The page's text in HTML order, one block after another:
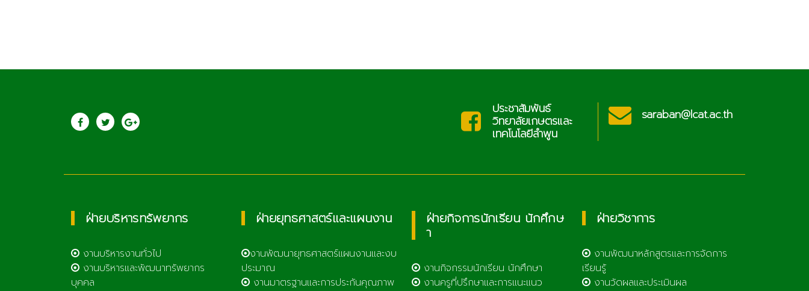
ประชาสัมพันธ์
วิทยาลัยเกษตรและ
เทคโนโลยีลำพูน
saraban@lcat.ac.th
ฝ่ายบริหารทรัพยากร
งานบริหารงานทั่วไป
งานบริหารและพัฒนาทรัพยากร
บุคคล
ฝ่ายยุทธศาสตร์และแผนงาน
งานพัฒนายุทธศาสตร์แผนงานและงบ
ประมาณ
งานมาตรฐานและการประกันคุณภาพ
ฝ่ายกิจการนักเรียน นักศึกษ
า
งานกิจกรรมนักเรียน นักศึกษา
งานครูที่ปรึกษาและการแนะแนว
ฝ่ายวิชาการ
งานพัฒนาหลักสูตรและการจัดการ
เรียนรู้
งานวัดผลและประเมินผล